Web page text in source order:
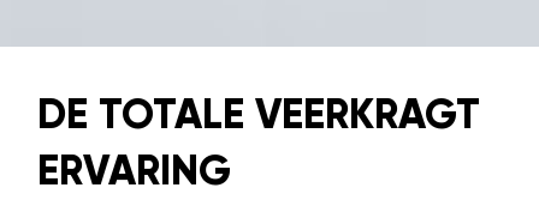
DE TOTALE VEERKRAGT
ERVARING